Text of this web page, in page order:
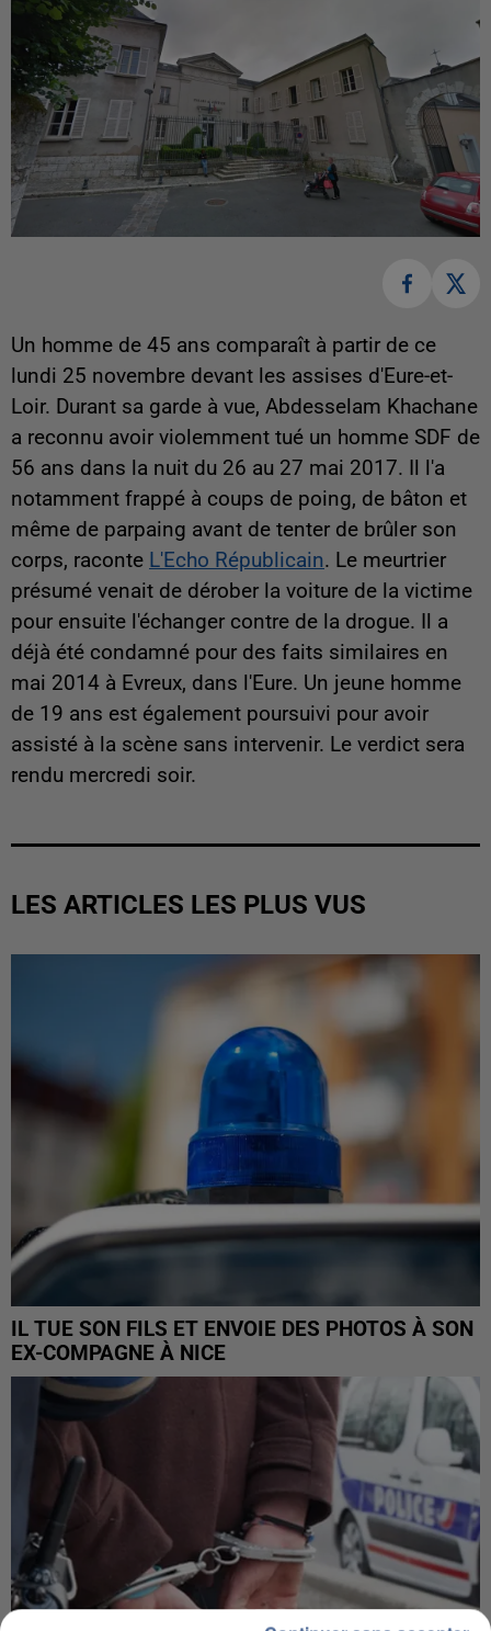
Un homme de 45 ans comparaît à partir de ce
lundi 25 novembre devant les assises d'Eure-et-
Loir. Durant sa garde à vue, Abdesselam Khachane
a reconnu avoir violemment tué un homme SDF de
56 ans dans la nuit du 26 au 27 mai 2017. Il l'a
notamment frappé à coups de poing, de bâton et
même de parpaing avant de tenter de brûler son
corps, raconte L'Echo Républicain. Le meurtrier
présumé venait de dérober la voiture de la victime
pour ensuite l'échanger contre de la drogue. Il a
déjà été condamné pour des faits similaires en
mai 2014 à Evreux, dans l'Eure. Un jeune homme
de 19 ans est également poursuivi pour avoir
assisté à la scène sans intervenir. Le verdict sera
rendu mercredi soir.
LES ARTICLES LES PLUS VUS
IL TUE SON FILS ET ENVOIE DES PHOTOS À SON
EX-COMPAGNE À NICE